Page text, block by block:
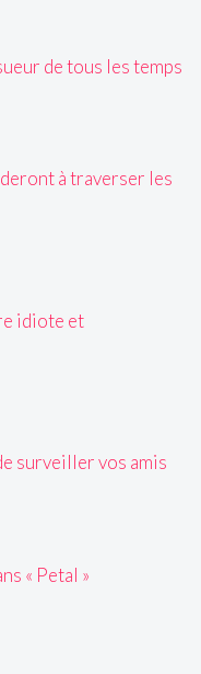
de tous les temps
à traverser les
idiote et
surveiller vos amis
« Petal »